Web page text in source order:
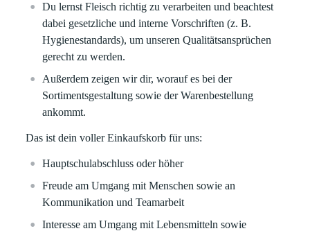
Du lernst Fleisch richtig zu verarbeitenund beachtest
dabei gesetzliche und interne Vorschriften (z. B.
Hygienestandards), um unseren Qualitätsansprüchen
gerecht zu werden.
Außerdem zeigen wir dir,woraufesbeider
Sortimentsgestaltung sowie der Warenbestellung
ankommt.
Das ist dein voller Einkaufskorb für uns:
Hauptschulabschluss oder höher
Freude am Umgang mit Menschen sowie an
Kommunikation und Teamarbeit
Interesse am Umgang mit Lebensmitteln sowie